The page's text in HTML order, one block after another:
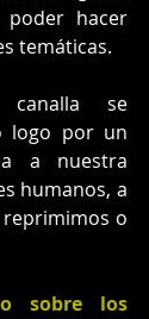
hacer
temáticas.
se
logo por un
a nuestra
humanos, a
o
sobre los